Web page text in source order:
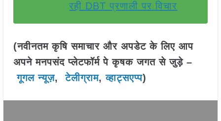
रही DBT प्रणाली पर विचार
(नवीनतम कृषि समाचार और अपडेट के लिए आप
अपने मनपसंद प्लेटफॉर्म पे कृषक जगत से जुड़े –
गूगल न्यूज़,टेलीग्राम,व्हाट्सएप्प)